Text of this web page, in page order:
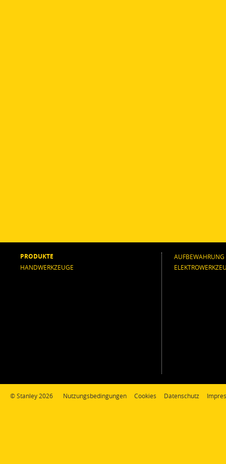
PRODUKTE
HANDWERKZEUGE
AUFBEWAHRUNG
© Stanley 2026 Nutzungsbedingungen Cookies Datenschutz